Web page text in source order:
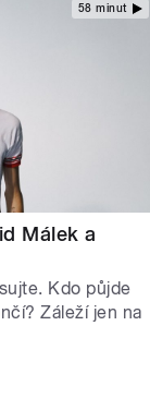
58 minut
Málek a
Kdo půjde
Záleží jen na